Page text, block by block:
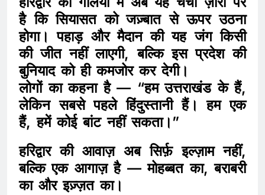
है कि सियासत को जज़्बात से ऊपर उठना
होगा। पहाड़ और मैदान की यह जंग किसी
की जीत नहीं लाएगी, बल्कि इस प्रदेश की
बुनियाद को ही कमजोर कर देगी।
लोगों का कहना है — “हम उत्तराखंड के हैं,
लेकिन सबसे पहले हिंदुस्तानी हैं। हम एक
हैं, हमें कोई बांट नहीं सकता।”
हरिद्वार की आवाज़ अब सिर्फ़ इल्ज़ाम नहीं,
बल्कि एक आगाज़ है — मोहब्बत का, बराबरी
का और इज़्ज़त का।